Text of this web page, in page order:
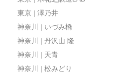
東京 | 澤乃井
神奈川 | いづみ橋
神奈川 | 丹沢山 隆
神奈川 | 天青
神奈川 | 松みどり